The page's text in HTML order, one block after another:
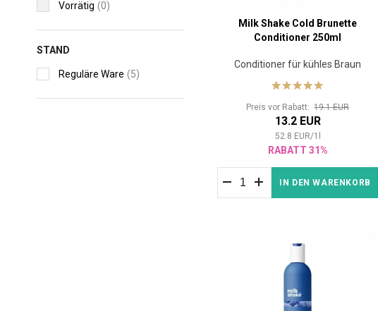
Vorrätig (0)
STAND
Reguläre Ware (5)
Milk Shake Cold Brunette
Conditioner 250ml
Conditioner für kühles Braun
Preis vor Rabatt:19.1 EUR
13.2 EUR
52.8 EUR/1
RABATT 31%
IN DEN WARENKORB